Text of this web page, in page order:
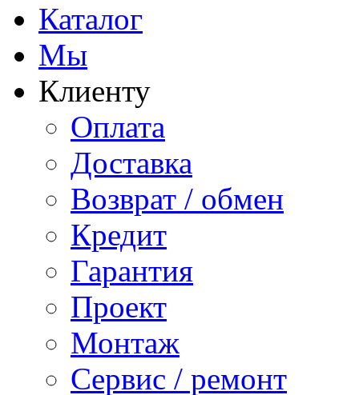
Каталог
Мы
Клиенту
Оплата
Доставка
Возврат / обмен
Кредит
Гарантия
Проект
Монтаж
Сервис / ремонт